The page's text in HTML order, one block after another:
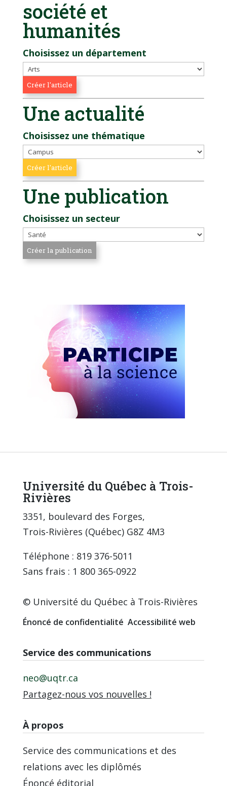
société et
humanités
Choisissez un département
Une actualité
Choisissez une thématique
Une publication
Choisissez un secteur
Université du Québec à Trois-
Rivières
3351, boulevard des Forges,
Trois-Rivières (Québec) G8Z 4M3
Téléphone : 819 376-5011
Sans frais : 1 800 365-0922
© Université du Québec à Trois-Rivières
Énoncé de confidentialité Accessibilité web
Service des communications
neo@uqtr.ca
Partagez-nous vos nouvelles !
À propos
Service des communications et des
relations avec les diplômés
Énoncé éditorial